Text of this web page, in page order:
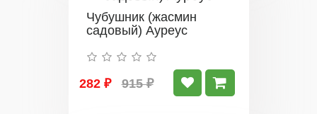
Чубушник (жасмин
садовый) Ауреус
282 ₽ 915 ₽